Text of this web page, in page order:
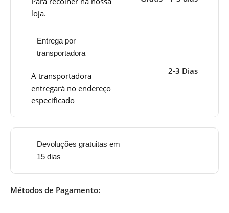
loja.
Entrega por
transportadora
A transportadora
entregará no endereço
especificado
2-3 Dias
Devoluções gratuitas em
15 dias
Métodos de Pagamento: